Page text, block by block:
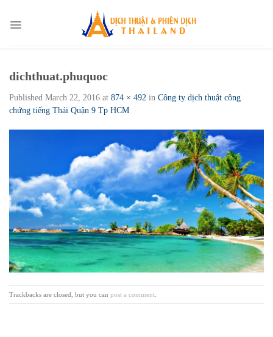
content
dichthuat.phuquoc
Published March 22, 2016 at 874 × 492 in Công ty dịch thuật công
chứng tiếng Thái Quận 9 Tp HCM
Trackbacks are closed, but you can post a comment